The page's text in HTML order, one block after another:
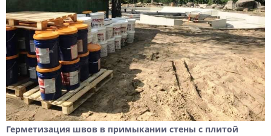
Герметизация швов в примыкании стены с плитой